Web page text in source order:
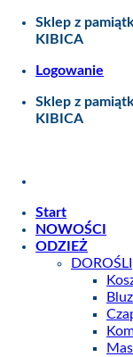
Skip
Sklep z
KIBICA
Logowanie
Sklep z
KIBICA
Start
NOWOŚCI
ODZIEŻ
DOROŚLI